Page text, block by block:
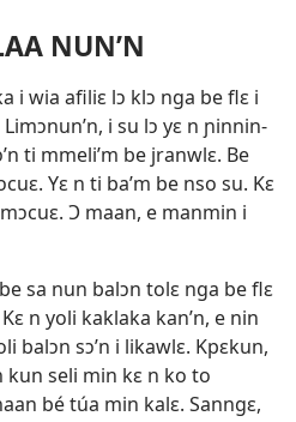
NUN’N
i wia afiliɛ lɔ klɔ nga be flɛ i
i su lɔ yɛ n ɲinnin-
ti mmeli’m be jranwlɛ. Be
Yɛ n ti ba’m be nso su. Kɛ
Ɔ maan, e manmin i
sa nun balɔn tolɛ nga be flɛ
n yoli kaklaka kan’n, e nin
balɔn sɔ’n i likawlɛ. Kpɛkun,
kun seli min kɛ n ko to
bé túa min kalɛ. Sanngɛ,